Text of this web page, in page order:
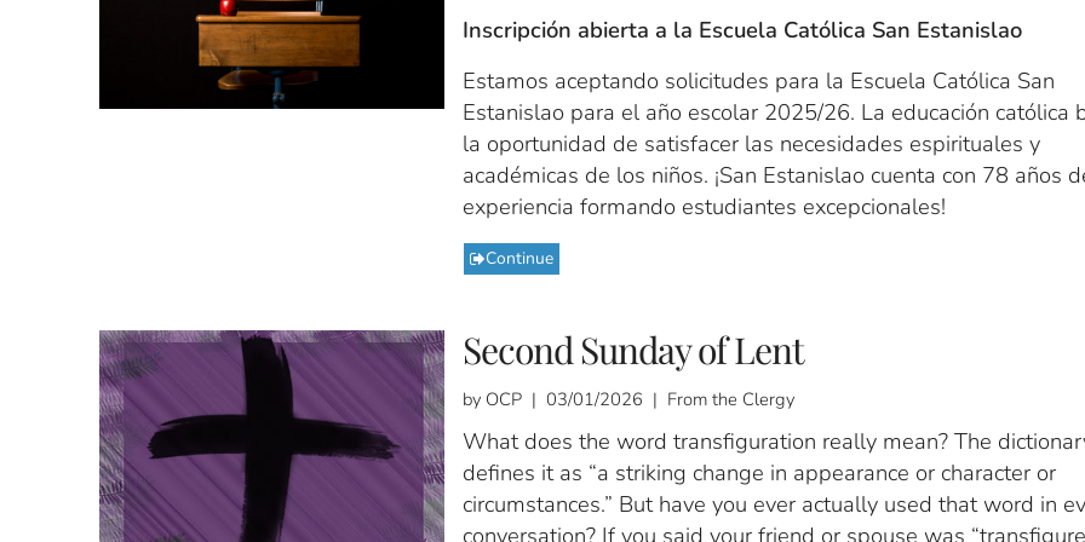
Inscripción abierta a la Escuela Católica San Estanislao
Estamos aceptando solicitudes para la Escuela Católica San
Estanislao para el año escolar 2025/26. La educación católica
la oportunidad de satisfacer las necesidades espirituales y
académicas de los niños. ¡San Estanislao cuenta con 78 años
experiencia formando estudiantes excepcionales!
Continue
Second Sunday of Lent
by OCP | 03/01/2026 | From the Clergy
What does the word transfiguration really mean? The
defines it as “a striking change in appearance or character or
circumstances.” But have you ever actually used that word in
conversation? If you said your friend or spouse was